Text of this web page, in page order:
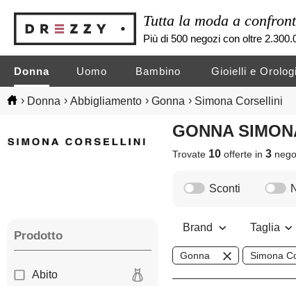
Tutta la moda a
Più di 500 negozi con oltre
Donna Uomo Bambino Gioielli e Orologi
› Donna › Abbigliamento › Gonna › Simona Corsellini
GONNA
Trovate 10 offerte in3
Prodotto
Abito
Sconti
Brand Taglia
Gonna Simona